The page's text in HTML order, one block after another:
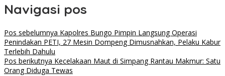
Navigasi pos
Pos sebelumnya Kapolres Bungo Pimpin Langsung Operasi
Penindakan PETI, 27 Mesin Dompeng Dimusnahkan, Pelaku Kabur
Terlebih Dahulu
Pos berikutnya Kecelakaan Maut di Simpang Rantau Makmur: Satu
Orang Diduga Tewas